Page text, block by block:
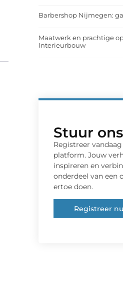
Barbershop Nijmegen:
Maatwerk en prachtige
Interieurbouw
Stuur
Registreer
platform. Jouw
inspireren en
onderdeel van een
ertoe doen.
Registreer